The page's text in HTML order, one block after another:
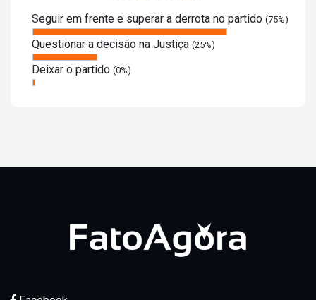
Seguir em frente e superar a derrota no partido (75%)
Questionar a decisão na Justiça (25%)
Deixar o partido (0%)